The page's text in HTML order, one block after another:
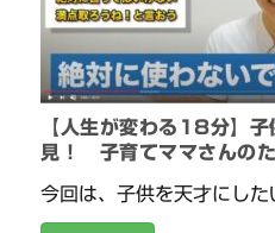
【人生が変わる18分】
見！ 子育てママさんの
今回は、子供を天才にし